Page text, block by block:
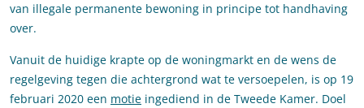
van illegale permanente bewoning in principe tot handhaving
over.
Vanuit de huidige krapte op de woningmarkt en de wens de
regelgeving tegen die achtergrond wat te versoepelen, is op 19
februari 2020 een motie ingediend in de Tweede Kamer. Doel